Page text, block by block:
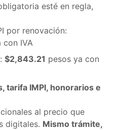
esté en regla,
por renovación:
con IVA
$2,843.21 pesos ya con
tarifa IMPI, honorarios e
al precio que
digitales. Mismo trámite,